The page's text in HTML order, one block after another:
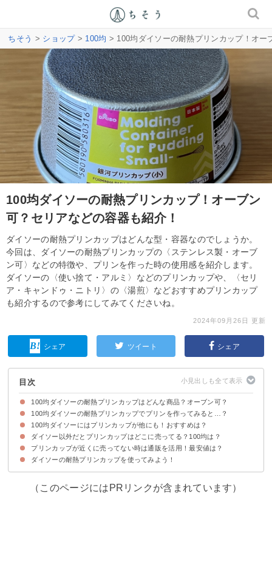
ちそう > ショップ> 100均 > 100均ダイソーの耐熱プリンカップ！オー
100均ダイソーの耐熱プリンカップ！オーブン
可？セリアなどの容器も紹介！
ダイソーの耐熱プリンカップはどんな型・容器なのでしょうか。
今回は、ダイソーの耐熱プリンカップの〈ステンレス製・オーブ
ン可〉などの特徴や、プリンを作った時の使用感を紹介します。
ダイソーの〈使い捨て・アルミ〉などのプリンカップや、〈セリ
ア・キャンドゥ・ニトリ〉の〈湯煎〉などおすすめプリンカップ
も紹介するので参考にしてみてくださいね。
2024年09月26日 更新
シェア ツイート シェア
目次
100均ダイソーの耐熱プリンカップはどんな商品？オーブン可？
100均ダイソーのプリンカップの概要
100均ダイソーのプリンカップはどこに売ってる？売り場は？
100均ダイソーの耐熱プリンカップでプリンを作ってみると…？
100均ダイソーにはプリンカップが他にも！おすすめは？
①ドーム型フタ付きプリンカップ5組(税込110円)
②アルミカップ プリン型 5個(税込110円)
③プリン＆ゼリーカップ5Pフタ付き(税込110円)
ダイソー以外だとプリンカップはどこに売ってる？100均は？
ダイソー以外のプリンカップの売ってる場所・販売店一覧
おすすめ①セリア
おすすめ②キャンドゥ
おすすめ③ニトリ
プリンカップが近くに売ってない時は通販を活用！最安値は？
①楽天市場｜プリンカップ使い捨てプッチ付き 10個入(110円）
②楽天市場｜iwaki 耐熱ガラスプリンカップ 100ml（390円）
③楽天｜耐熱プリンカップミルクボトル 5個セット（738円）
ダイソーの耐熱プリンカップを使ってみよう！
（このページにはPRリンクが含まれています）